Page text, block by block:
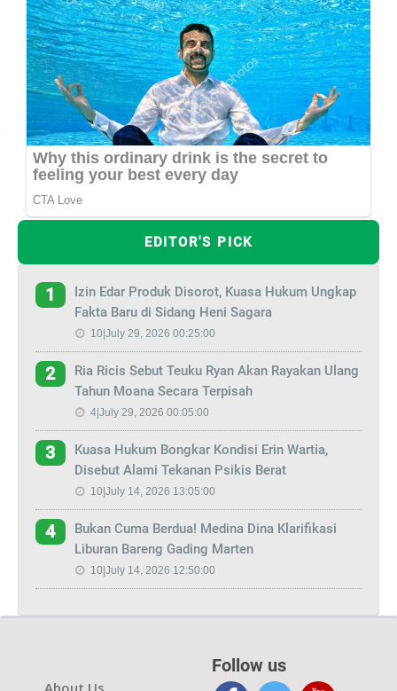
EDITOR'S PICK
1
Izin Edar Produk Disorot, Kuasa Hukum Ungkap
Fakta Baru di Sidang Heni Sagara
10|July 29, 2026 00:25:00
2
Ria Ricis Sebut Teuku Ryan Akan Rayakan Ulang
Tahun Moana Secara Terpisah
4|July 29, 2026 00:05:00
3
Kuasa Hukum Bongkar Kondisi Erin Wartia,
Disebut Alami Tekanan Psikis Berat
10|July 14, 2026 13:05:00
4
Bukan Cuma Berdua! Medina Dina Klarifikasi
Liburan Bareng Gading Marten
10|July 14, 2026 12:50:00
About Us
Follow us